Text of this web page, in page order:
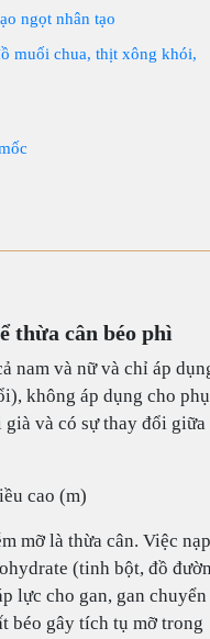
ngọt nhân tạo
muối chua, thịt xông khói,
thừa cân béo phì
nam và nữ và chỉ áp
không áp dụng cho phụ
và có sự thay đổi giữa
cao (m)
mỡ là thừa cân. Việc nạp
(tinh bột, đồ
lực cho gan, gan chuyển
béo gây tích tụ mỡ trong